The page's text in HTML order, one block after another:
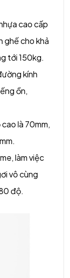
cao cấp
ghế cho khả
tới 150kg.
kính
ồn,
là 70mm,
làm việc
vô cùng
độ.